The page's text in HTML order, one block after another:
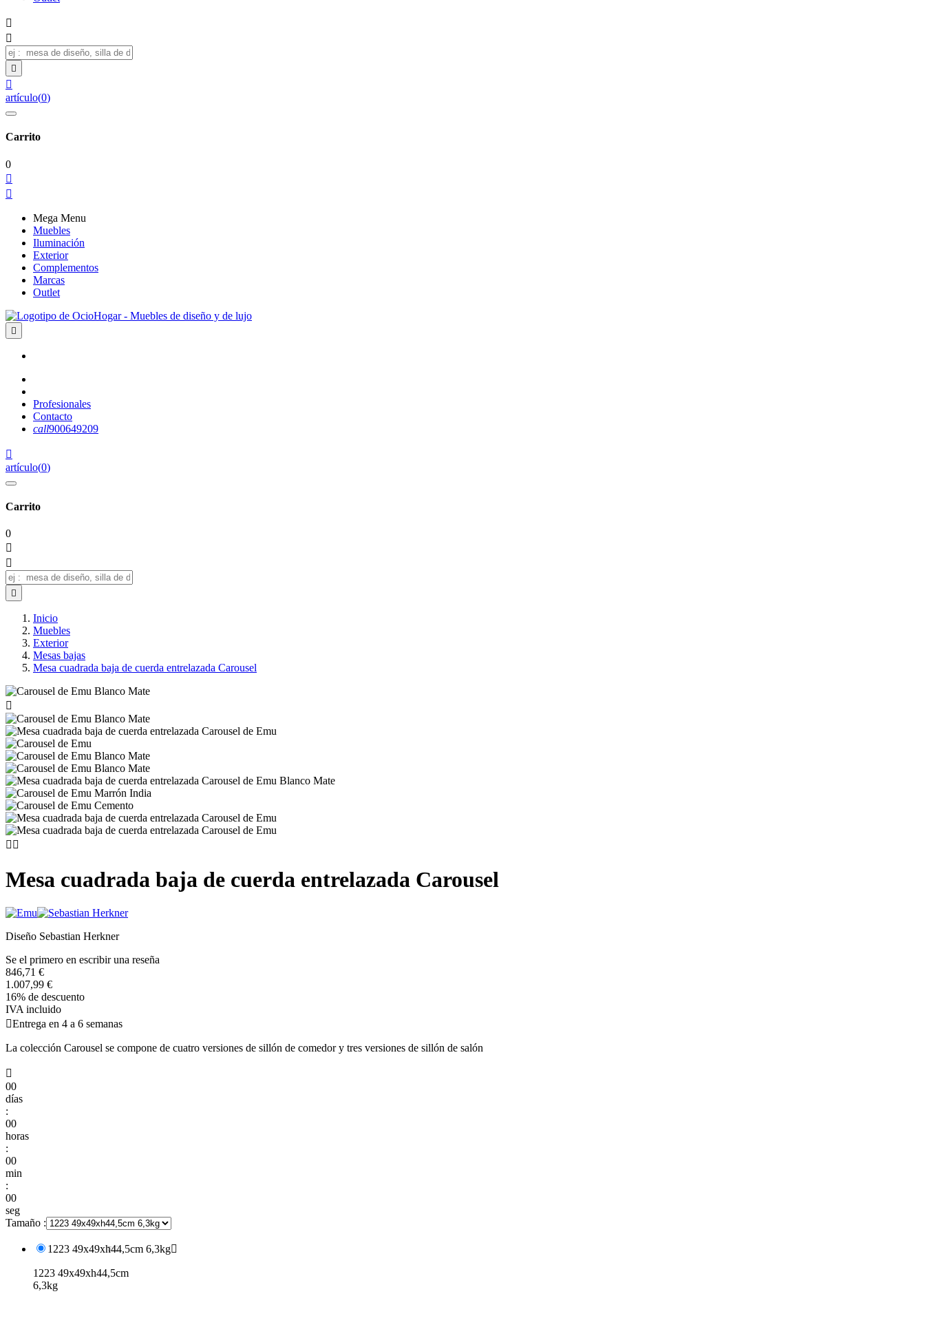




artículo(0)
Carrito
0


Mega Menu
Muebles
Iluminación
Exterior
Complementos
Marcas
Outlet

Profesionales
Contacto
call900649209

artículo(0)
Carrito
0



Inicio
Muebles
Exterior
Mesas bajas
Mesa cuadrada baja de cuerda entrelazada Carousel

 
Mesa cuadrada baja de cuerda entrelazada Carousel
Diseño Sebastian Herkner
Se el primero en escribir una reseña
846,71 €
1.007,99 €
16% de descuento
IVA incluido
Entrega en 4 a 6 semanas
La colección Carousel se compone de cuatro versiones de sillón de comedor y tres versiones de sillón de salón

00
días
:
00
horas
:
00
min
:
00
seg
Tamaño :
1223 49x49xh44,5cm 6,3kg
1223 49x49xh44,5cm
6,3kg